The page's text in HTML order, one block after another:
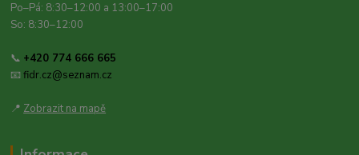
Po–Pá: 8:30–12:00 a 13:00–17:00
So: 8:30–12:00
📞 +420 774 666 665
📧fidr.cz@seznam.cz
📍 Zobrazit na mapě